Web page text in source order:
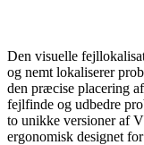
Den visuelle
og nemt lokaliserer
den præcise placering
fejlfinde og udbedre
to unikke versioner af
ergonomisk designet